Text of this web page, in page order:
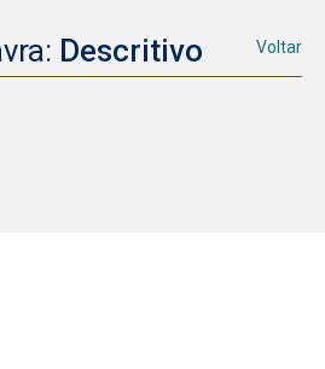
Descritivo Voltar